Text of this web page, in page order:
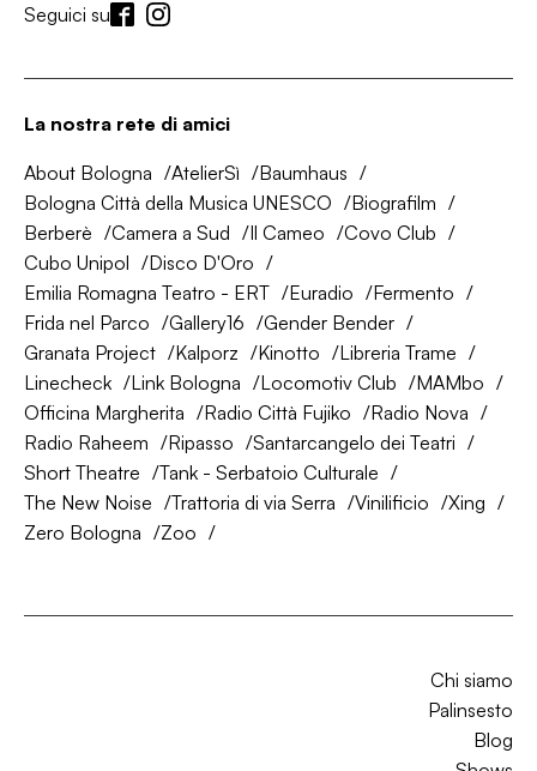
Seguici su
La nostra rete di amici
About Bologna AtelierSì
Baumhaus
Bologna Città della Musica UNESCO
Biografilm
Berberè
Camera a Sud Il Cameo
Covo Club
Cubo Unipol
Disco D'Oro
Emilia Romagna Teatro - ERT
Euradio
Fermento
Frida nel Parco
Gallery16
Gender Bender
Granata Project
Kalporz Kinotto
Libreria Trame
Linecheck
Link Bologna Locomotiv Club
MAMbo
Officina Margherita
Radio Città Fujiko
Radio Nova
Radio Raheem
Ripasso
Santarcangelo dei Teatri
Short Theatre
Tank - Serbatoio Culturale
The New Noise
Trattoria di via Serra Vinilificio
Xing
Zero Bologna
Zoo
Chi siamo
Palinsesto
Blog